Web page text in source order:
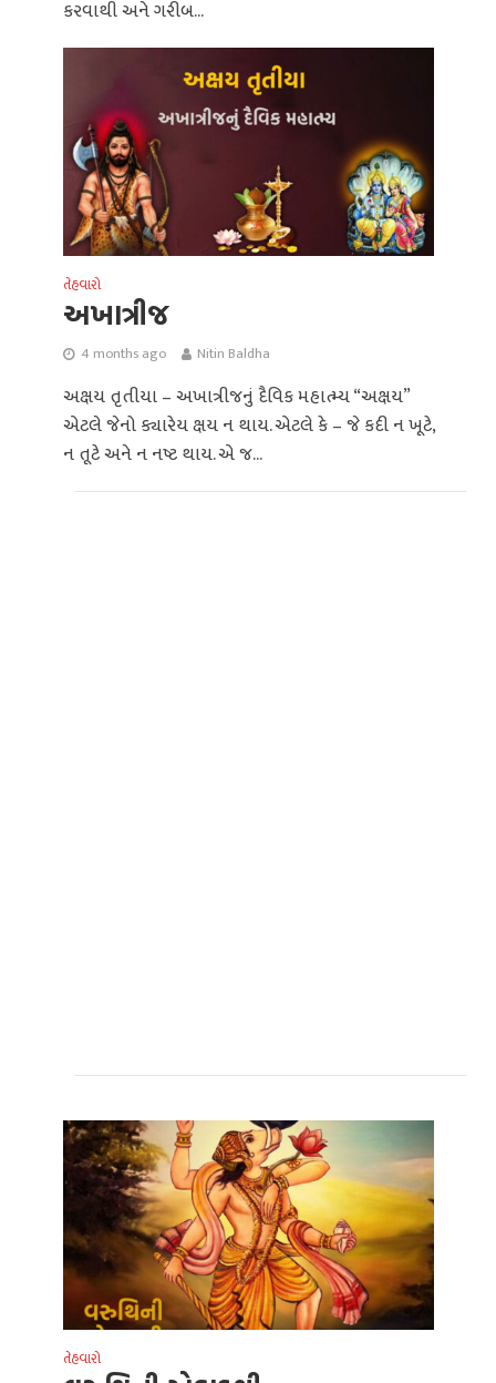
કરવાથી અને ગરીબ...
તેહવારો
અખાત્રીજ
4 months ago Nitin Baldha
અક્ષય તૃતીયા – અખાત્રીજનું દૈવિક મહાત્મ્ય “અક્ષય”
એટલે જેનો ક્યારેય ક્ષય ન થાય. એટલે કે – જે કદી ન ખૂટે,
ન તૂટે અને ન નષ્ટ થાય. એ જ...
તેહવારો